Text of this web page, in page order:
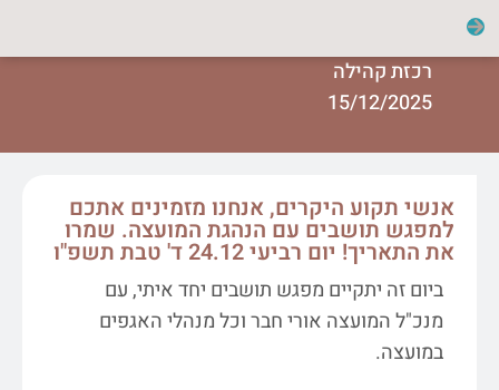
רכזת קהילה
15/12/2025
אנשי תקוע היקרים, אנחנו מזמינים אתכם
למפגש תושבים עם הנהגת המועצה. שמרו
את התאריך! יום רביעי 24.12 ד' טבת תשפ"ו
ביום זה יתקיים מפגש תושבים יחד איתי, עם
מנכ"ל המועצה אורי חבר וכל מנהלי האגפים
במועצה.